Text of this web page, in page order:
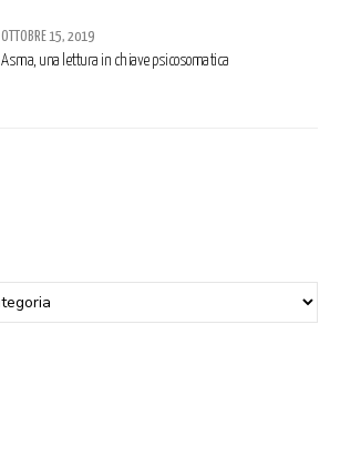
OTTOBRE 15, 2019
Asma, una lettura in chiave psicosomatica